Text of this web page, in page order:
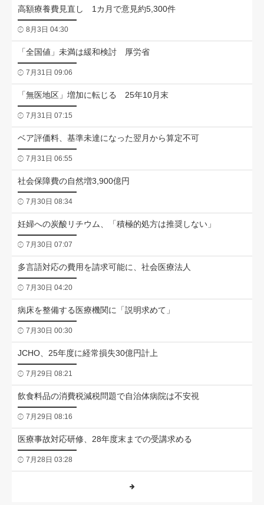
高額療養費見直し 1カ月で意見約5,300件
8月3日 04:30
「全国値」未満は緩和検討 厚労省
7月31日 09:06
「無医地区」増加に転じる 25年10月末
7月31日 07:15
ベア評価料、基準未達になった翌月から算定不可
7月31日 06:55
社会保障費の自然増3,900億円
7月30日 08:34
妊婦への炭酸リチウム、「積極的処方は推奨しない」
7月30日 07:07
多言語対応の費用を請求可能に、社会医療法人
7月30日 04:20
病床を整備する医療機関に「説明求めて」
7月30日 00:30
JCHO、25年度に経常損失30億円計上
7月29日 08:21
飲食料品の消費税減税問題で自治体病院は不安視
7月29日 08:16
医療事故対応研修、28年度末までの受講求める
7月28日 03:28